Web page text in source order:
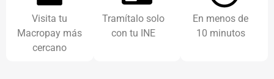
Visita tu
Macropay más
cercano
Tramítalo solo
con tu INE
En menos de
10 minutos